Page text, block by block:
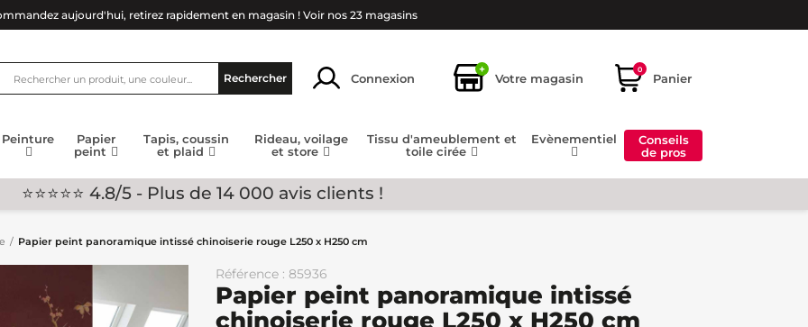
aujourd'hui, retirez rapidement en magasin ! Voir nos 23 magasins
Rechercher Connexion
+
Votre magasin
0
Panier
Peinture
Papier
peint
Tapis, coussin
et plaid
Rideau, voilage
et store
Tissu d'ameublement et
toile cirée
Evènementiel
Conseils
de pros
⭐⭐⭐⭐⭐ 4.8/5 - Plus de 14 000 avis clients !
Papier peint panoramique intissé chinoiserie rouge L250 x H250 cm
Référence : 85936
Papier peint panoramique intissé
chinoiserie rouge L250 x H250 cm